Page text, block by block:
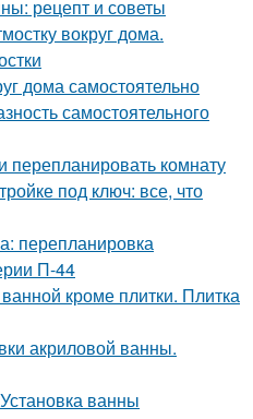
рецепт и советы
вокруг дома.
дома самостоятельно
самостоятельного
перепланировать комнату
под ключ: все, что
перепланировка
П-44
кроме плитки. Плитка
акриловой ванны.
ванны